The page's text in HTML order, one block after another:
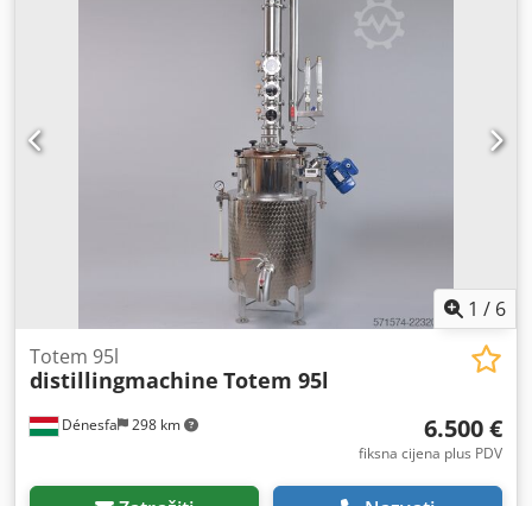
1 / 6
Dénesfa 298 km
Totem 95l
distillingmachine Totem 95l
6.500 €
fiksna cijena plus PDV